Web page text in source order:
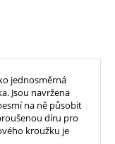
jednosměrná
Jsou navržena
na ně působit
díru pro
kroužku je